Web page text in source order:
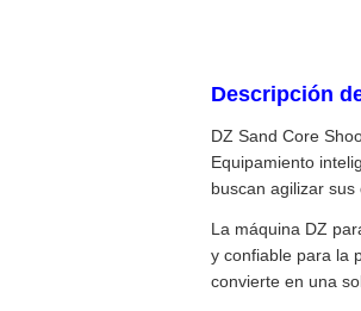
Descripción
DZ Sand Core
Equipamiento
buscan agilizar sus
La máquina DZ
y confiable para la
convierte en una